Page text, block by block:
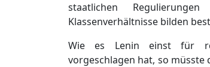
staatlichen
Klassenverhältnisse bilden
Wie es Lenin einst für
vorgeschlagen hat, so müsste